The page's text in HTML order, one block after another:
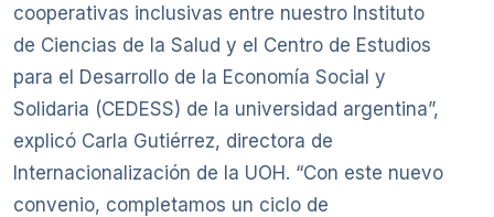
cooperativas inclusivas entre nuestro Instituto
de Ciencias de la Salud y el Centro de Estudios
para el Desarrollo de la Economía Social y
Solidaria (CEDESS) de la universidad argentina”,
explicó Carla Gutiérrez, directora de
Internacionalización de la UOH. “Con este nuevo
convenio, completamos un ciclo de